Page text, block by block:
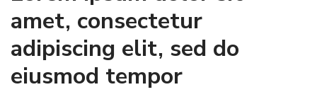
amet, consectetur
adipiscing elit, sed do
eiusmod tempor